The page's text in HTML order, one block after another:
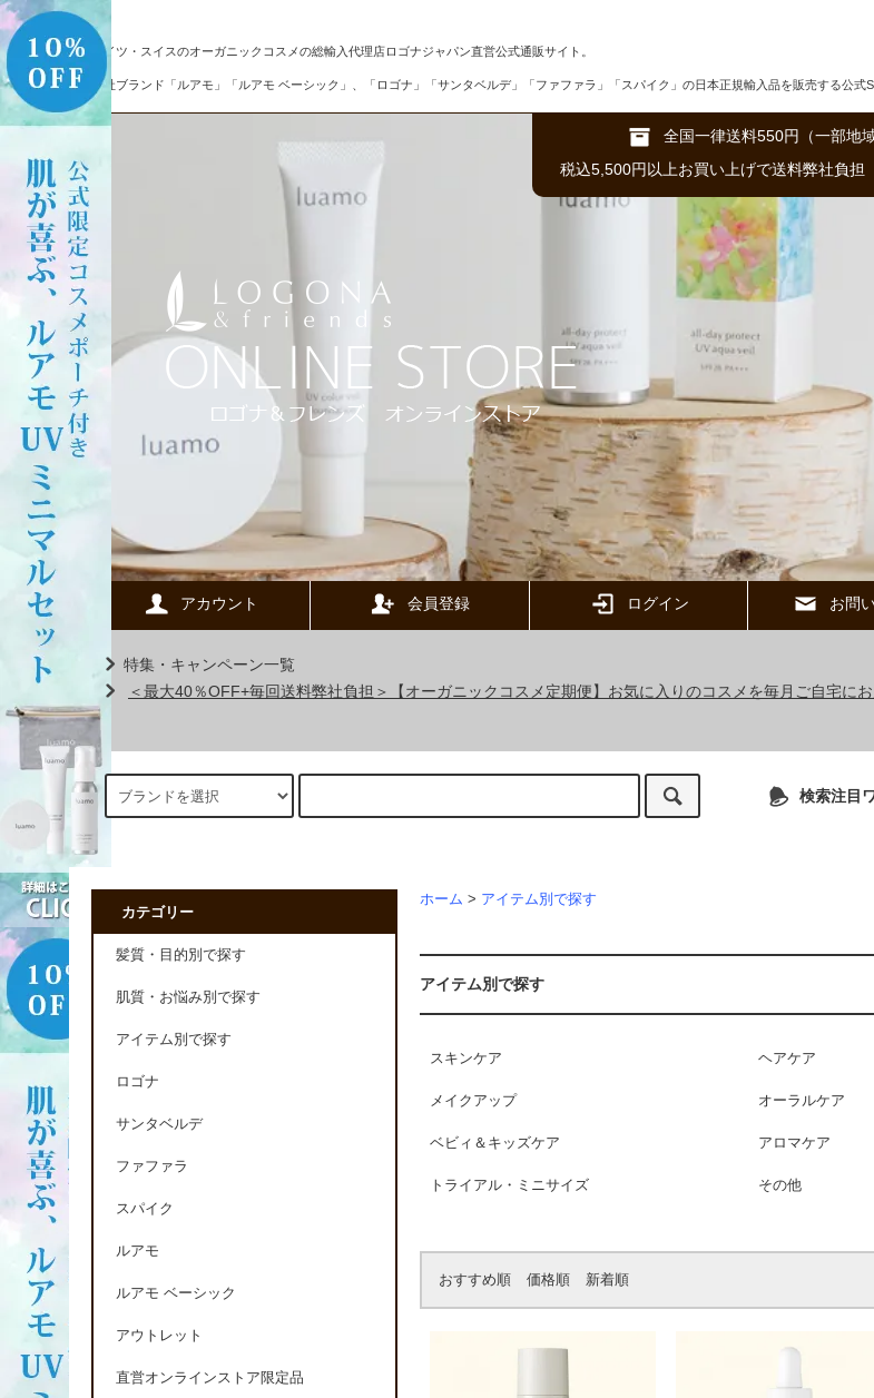
ドイツ・スイスのオーガニックコスメの総輸入代理店ロゴナジャパン直営公式通販サイト。
自社ブランド「ルアモ」「ルアモ ベーシック」、「ロゴナ」「サンタベルデ」「ファファラ」「スパイク」の日本正規輸入品を販売する公式
全国一律送料550円（一部地
税込5,500円以上お買い上げで送料弊社負担
アカウント 会員登録 ログイン お問
特集・キャンペーン一覧
＜最大40％OFF+毎回送料弊社負担＞【オーガニックコスメ定期便】お気に入りのコスメを毎月ご自宅
検索注目
ホーム > アイテム別で探す
アイテム別で探す
スキンケア ヘアケア
メイクアップ オーラルケア
ベビィ＆キッズケア アロマケア
トライアル・ミニサイズ その他
おすすめ順 価格順 新着順
カテゴリー
髪質・目的別で探す
肌質・お悩み別で探す
アイテム別で探す
ロゴナ
サンタベルデ
ファファラ
スパイク
ルアモ
ルアモ ベーシック
アウトレット
直営オンラインストア限定品